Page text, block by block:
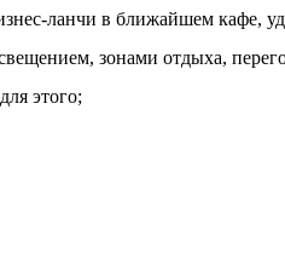
ланчи в ближайшем кафе,
зонами отдыха,
этого;